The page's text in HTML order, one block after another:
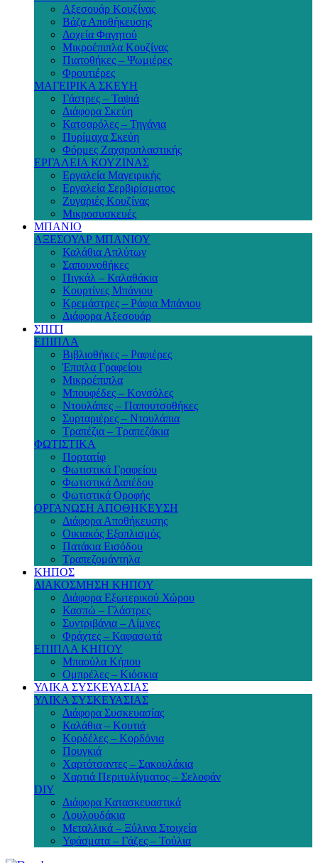
Αξεσουάρ Κουζίνας
Βάζα Αποθήκευσης
Δοχεία Φαγητού
Μικροέπιπλα Κουζίνας
Πιατοθήκες – Ψωμιέρες
Φρουτιέρες
ΜΑΓΕΙΡΙΚΑ ΣΚΕΥΗ
Γάστρες – Ταψιά
Διάφορα Σκεύη
Κατσαρόλες – Τηγάνια
Πυρίμαχα Σκεύη
Φόρμες Ζαχαροπλαστικής
ΕΡΓΑΛΕΙΑ ΚΟΥΖΙΝΑΣ
Εργαλεία Μαγειρικής
Εργαλεία Σερβιρίσματος
Ζυγαριές Κουζίνας
Μικροσυσκευές
ΜΠΑΝΙΟ
ΑΞΕΣΟΥΑΡ ΜΠΑΝΙΟΥ
Καλάθια Απλύτων
Σαπουνοθήκες
Πιγκάλ – Καλαθάκια
Κουρτίνες Μπάνιου
Κρεμάστρες – Ράφια Μπάνιου
Διάφορα Αξεσουάρ
ΣΠΙΤΙ
ΕΠΙΠΛΑ
Βιβλιοθήκες – Ραφιέρες
Έπιπλα Γραφείου
Μικροέπιπλα
Μπουφέδες – Κονσόλες
Ντουλάπες – Παπουτσοθήκες
Συρταριέρες – Ντουλάπια
Τραπέζια – Τραπεζάκια
ΦΩΤΙΣΤΙΚΑ
Πορτατίφ
Φωτιστικά Γραφείου
Φωτιστικά Δαπέδου
Φωτιστικά Οροφής
ΟΡΓΑΝΩΣΗ ΑΠΟΘΗΚΕΥΣΗ
Διάφορα Αποθήκευσης
Οικιακός Εξοπλισμός
Πατάκια Εισόδου
Τραπεζομάντηλα
ΚΗΠΟΣ
ΔΙΑΚΟΣΜΗΣΗ ΚΗΠΟΥ
Διάφορα Εξωτερικού Χώρου
Κασπώ – Γλάστρες
Συντριβάνια – Λίμνες
Φράχτες – Καφασωτά
ΕΠΙΠΛΑ ΚΗΠΟΥ
Μπαούλα Κήπου
Ομπρέλες – Κιόσκια
ΥΛΙΚΑ ΣΥΣΚΕΥΑΣΙΑΣ
ΥΛΙΚΑ ΣΥΣΚΕΥΑΣΙΑΣ
Διάφορα Συσκευασίας
Καλάθια – Κουτιά
Κορδέλες – Κορδόνια
Πουγκιά
Χαρτότσαντες – Σακουλάκια
Χαρτιά Περιτυλίγματος – Σελοφάν
DIY
Διάφορα Κατασκευαστικά
Λουλουδάκια
Μεταλλικά – Ξύλινα Στοιχεία
Υφάσματα – Γάζες – Τούλια